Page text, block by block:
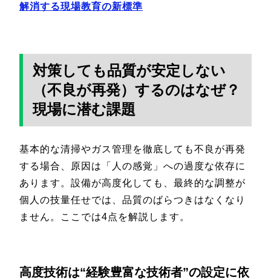
解消する現場教育の新標準
対策しても品質が安定しない
（不良が再発）するのはなぜ？
現場に潜む課題
基本的な清掃やガス管理を徹底しても不良が再発
する場合、原因は「人の感覚」への過度な依存に
あります。設備が高度化しても、最終的な調整が
個人の技量任せでは、品質のばらつきはなくなり
ません。ここでは4点を解説します。
高度技術は“経験豊富な技術者”の設定に依